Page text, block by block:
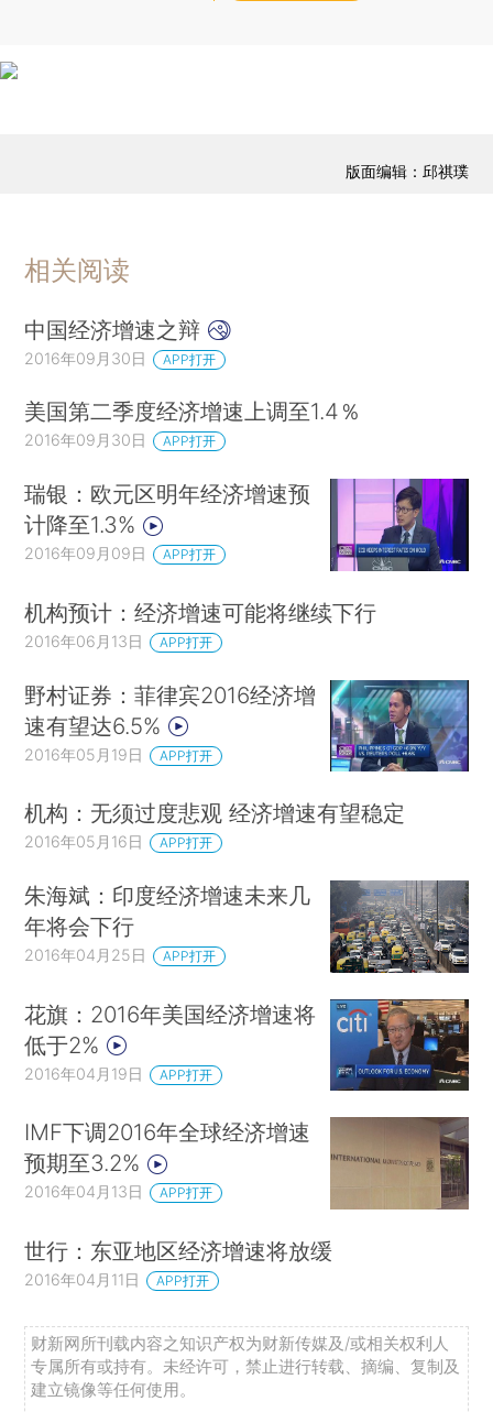
版面编辑：邱祺璞
相关阅读
中国经济增速之辩
2016年09月30日 APP打开
美国第二季度经济增速上调至1.4％
2016年09月30日 APP打开
瑞银：欧元区明年经济增速预
计降至1.3%
2016年09月09日 APP打开
机构预计：经济增速可能将继续下行
2016年06月13日 APP打开
野村证券：菲律宾2016经济增
速有望达6.5%
2016年05月19日 APP打开
机构：无须过度悲观 经济增速有望稳定
2016年05月16日 APP打开
朱海斌：印度经济增速未来几
年将会下行
2016年04月25日 APP打开
花旗：2016年美国经济增速将
低于2%
2016年04月19日 APP打开
IMF下调2016年全球经济增速
预期至3.2%
2016年04月13日 APP打开
世行：东亚地区经济增速将放缓
2016年04月11日 APP打开
财新网所刊载内容之知识产权为财新传媒及/或相关权利人
专属所有或持有。未经许可，禁止进行转载、摘编、复制及
建立镜像等任何使用。